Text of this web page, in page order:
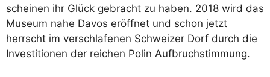
scheinen ihr Glück gebracht zu haben. 2018 wird das
Museum nahe Davos eröffnet und schon jetzt
herrscht im verschlafenen Schweizer Dorf durch die
Investitionen der reichen Polin Aufbruchstimmung.